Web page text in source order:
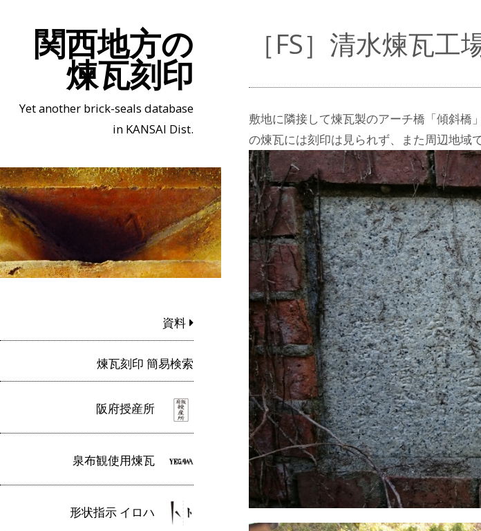
関西地方の
煉瓦刻印
Yet another brick-seals database
in KANSAI Dist.
資料
煉瓦刻印 簡易検索
阪府授産所
泉布観使用煉瓦
形状指示 イロハ
［FS］清水煉瓦工
敷地に隣接して煉瓦製のアーチ橋「傾斜橋
の煉瓦には刻印は見られず、また周辺地域